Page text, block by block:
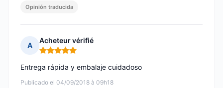
Opinión traducida
A
Acheteur vérifié
Nota: 5 de 5
Publicado el 04/09/2018 à 09h18
Entrega rápida y embalaje cuidadoso